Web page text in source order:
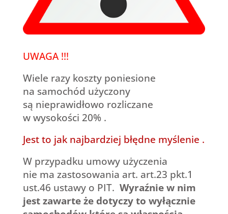
UWAGA !!!
Wiele razy koszty poniesione
na samochód użyczony
są nieprawidłowo rozliczane
w wysokości 20% .
Jest to jak najbardziej błędne myślenie .
W przypadku umowy użyczenia
nie ma zastosowania art. art.23 pkt.1
ust.46 ustawy o PIT. Wyraźnie w nim
jest zawarte że dotyczy to wyłącznie